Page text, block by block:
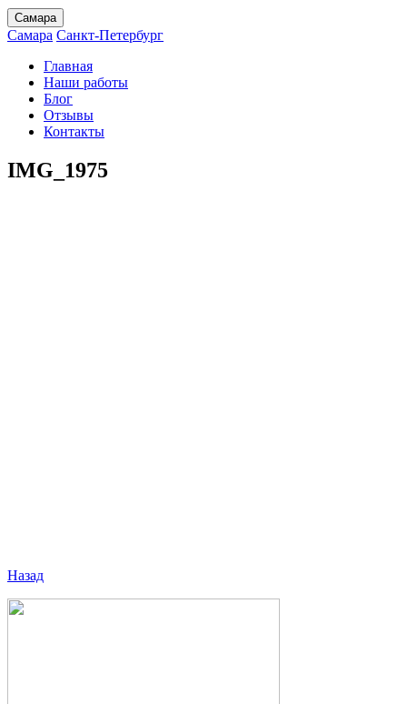
Самара
Самара Санкт-Петербург
Главная
Наши работы
Блог
Отзывы
Контакты
IMG_1975
Назад